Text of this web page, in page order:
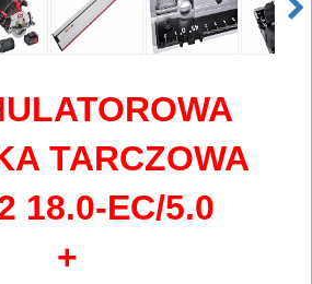
TARCZOWA
18.0-EC/5.0
+